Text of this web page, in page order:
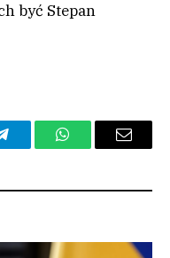
być Stepan
TelegramWhatsAppEmail